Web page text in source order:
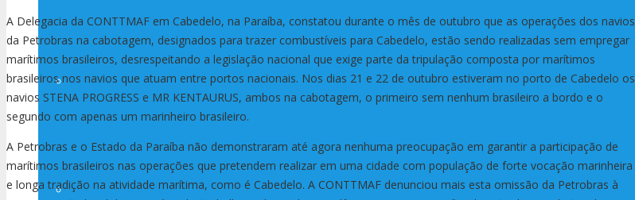
Delegados
Investindo em pessoas
A Delegacia da CONTTMAF em Cabedelo, na Paraíba, constatou durante o mês de outubro que as operações dos navios
da Petrobras na cabotagem, designados para trazer combustíveis para Cabedelo, estão sendo realizadas sem empregar
marítimos brasileiros, desrespeitando a legislação nacional que exige parte da tripulação composta por marítimos
brasileiros nos navios que atuam entre portos nacionais. Nos dias 21 e 22 de outubro estiveram no porto de Cabedelo os
navios STENA PROGRESS e MR KENTAURUS, ambos na cabotagem, o primeiro sem nenhum brasileiro a bordo e o
segundo com apenas um marinheiro brasileiro.
A Petrobras e o Estado da Paraíba não demonstraram até agora nenhuma preocupação em garantir a participação de
marítimos brasileiros nas operações que pretendem realizar em uma cidade com população de forte vocação marinheira
e longa tradição na atividade marítima, como é Cabedelo. A CONTTMAF denunciou mais esta omissão da Petrobras à